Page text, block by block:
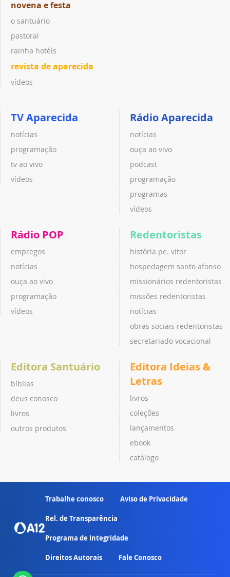
novena e festa
o santuário
pastoral
rainha hotéis
revista de aparecida
vídeos
TV Aparecida
notícias
programação
tv ao vivo
vídeos
Rádio Aparecida
notícias
ouça ao vivo
podcast
programação
programas
vídeos
Rádio POP
empregos
notícias
ouça ao vivo
programação
vídeos
Redentoristas
história pe. vitor
hospedagem santo afonso
missionários redentoristas
missões redentoristas
notícias
obras sociais redentoristas
secretariado vocacional
Editora Santuário
bíblias
deus conosco
livros
outros produtos
Editora Ideias &
Letras
livros
coleções
lançamentos
ebook
catálogo
Trabalhe conosco Aviso de Privacidade
Rel. de Transparência
Programa de Integridade
Direitos Autorais Fale Conosco